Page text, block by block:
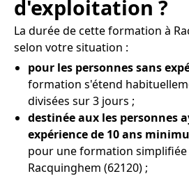
d'exploitation ?
La durée de cette formation à
selon votre situation :
pour les personnes sans
formation s'étend
divisées sur 3 jours ;
destinée aux les personnes
expérience de 10 ans
pour une formation
Racquinghem (62120) ;